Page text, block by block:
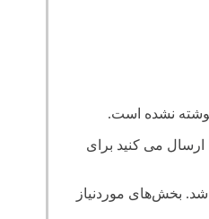
نشده است.
ارسال می کنید برای
شد. بخش‌های موردنیاز